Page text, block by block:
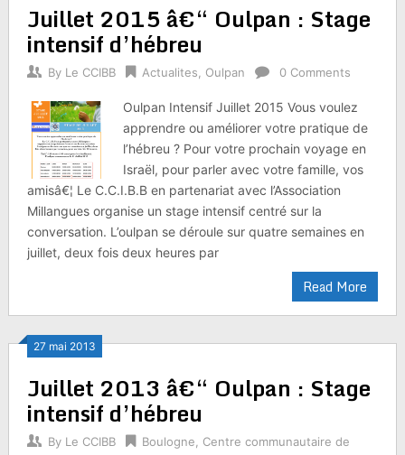
Juillet 2015 â€“ Oulpan : Stage
intensif d’hébreu
By Le CCIBB Actualites Oulpan 0 Comments
Oulpan Intensif Juillet 2015 Vous voulez
apprendre ou améliorer votre pratique de
l’hébreu ? Pour votre prochain voyage en
Israël, pour parler avec votre famille, vos
amisâ€¦ Le C.C.I.B.B en partenariat avec l’Association
Millangues organise un stage intensif centré sur la
conversation. L’oulpan se déroule sur quatre semaines en
juillet, deux fois deux heures par
Read More
27 mai 2013
Juillet 2013 â€“ Oulpan : Stage
intensif d’hébreu
By Le CCIBB Boulogne
Centre communautaire de